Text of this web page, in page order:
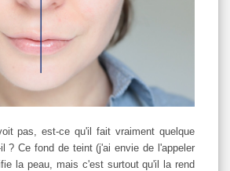
pas, est-ce qu'il fait vraiment quelque
? Ce fond de teint (j'ai envie de l'appeler
la peau, mais c'est surtout qu'il la rend